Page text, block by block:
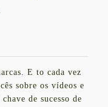
que
você
precisa
E to cada vez
sobre os vídeos e
de sucesso de